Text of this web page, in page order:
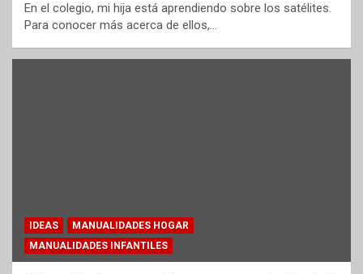
En el colegio, mi hija está aprendiendo sobre los satélites.
Para conocer más acerca de ellos,…
IDEAS
MANUALIDADES HOGAR
MANUALIDADES INFANTILES